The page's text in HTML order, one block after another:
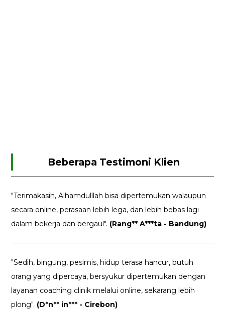
Beberapa Testimoni Klien
"Terimakasih, Alhamdulllah bisa dipertemukan walaupun
secara online, perasaan lebih lega, dan lebih bebas lagi
dalam bekerja dan bergaul". (Rang** A***ta - Bandung)
"Sedih, bingung, pesimis, hidup terasa hancur, butuh
orang yang dipercaya, bersyukur dipertemukan dengan
layanan coaching clinik melalui online, sekarang lebih
plong". (D*n** in*** - Cirebon)